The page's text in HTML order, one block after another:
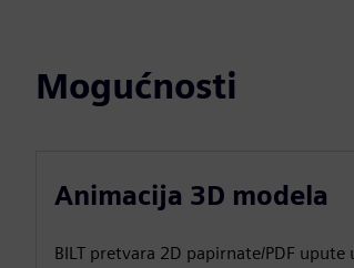
Mogućnosti
Animacija 3D modela
BILT pretvara 2D papirnate/PDF